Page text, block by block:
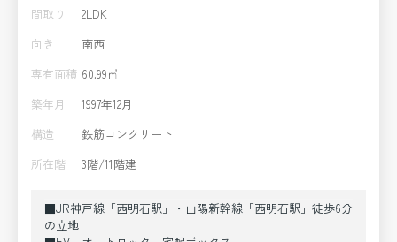
間取り
2LDK
向き
南西
専有面積 60.99㎡
築年月
1997年12月
構造
鉄筋コンクリート
所在階
3階/11階建
■JR神戸線「西明石駅」・山陽新幹線「西明石駅」徒歩6分
の立地